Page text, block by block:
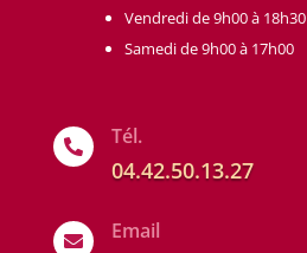
Vendredi de 9h00 à 18h30
Samedi de 9h00 à 17h00
 Tél.
04.42.50.13.27
 Email